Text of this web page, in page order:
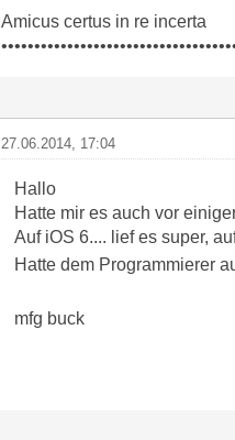
Amicus certus in re incerta
27.06.2014, 17:04
Hallo
Hatte mir es auch vor
Auf iOS 6.... lief es super,
Hatte dem Programmierer
mfg buck